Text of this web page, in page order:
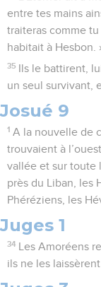
entre tes mains
traiteras comme
habitait à Hesbon.
35
Ils le battirent,
un seul survivant,
Josué 9
1 A la nouvelle de
trouvaient à
vallée et sur toute
près du Liban, les
Phéréziens, les
Juges 1
34
Les Amoréens
ils ne les